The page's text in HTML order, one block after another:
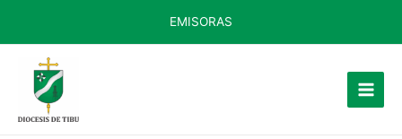
EMISORAS